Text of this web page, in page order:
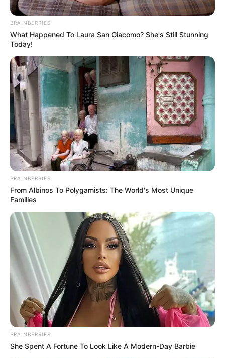
Posted
in
Friss hírek
Megszólalt a volt főügyész:
Hamarosan következhet Rogán
és Szijjártó
Szerző • June 14, 2026
BRAINBERRIES
What Happened To Laura San Giacomo? She's Still Stunning
Today!
BRAINBERRIES
From Albinos To Polygamists: The World's Most Unique
Families
BRAINBERRIES
She Spent A Fortune To Look Like A Modern-Day Barbie